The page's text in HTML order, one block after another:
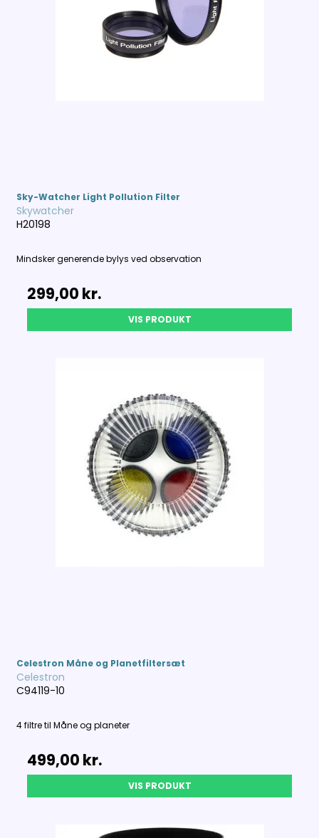
Sky-Watcher Light Pollution Filter
Skywatcher
H20198
Mindsker generende bylys ved observation
299,00 kr.
VIS PRODUKT
Celestron Måne og Planetfiltersæt
Celestron
C94119-10
4 filtre til Måne og planeter
499,00 kr.
VIS PRODUKT